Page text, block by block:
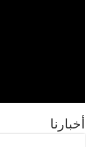
أخبارنا